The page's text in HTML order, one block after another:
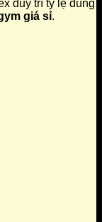
duy trì tỷ lệ đúng
giá sỉ.